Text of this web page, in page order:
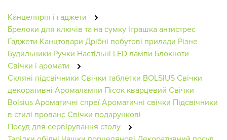
Канцелярія і гаджети
Брелоки для ключів та на сумку Іграшка антистрес
Гаджети Канцтовари Дрібні побутові прилади Різне
Будильники Ручки Настільні LED лампи Блокноти
Свічки і аромати
Скляні підсвічники Свічки таблетки BOLSIUSСвічки
декоративні Аромалампи Пісок кварцевий Свічки
BolsiusАроматичні спреїАроматичні свічки Підсвічники
в стилі провансСвічки подарункові
Посуд для сервірування столу